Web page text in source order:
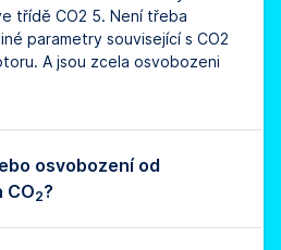
třídě CO2 5. Není třeba
parametry související s CO2
A jsou zcela osvobozeni
osvobození od
CO2?